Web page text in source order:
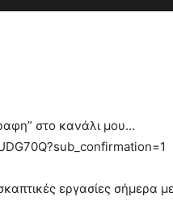
στο κανάλι μου…
εργασίες σήμερα